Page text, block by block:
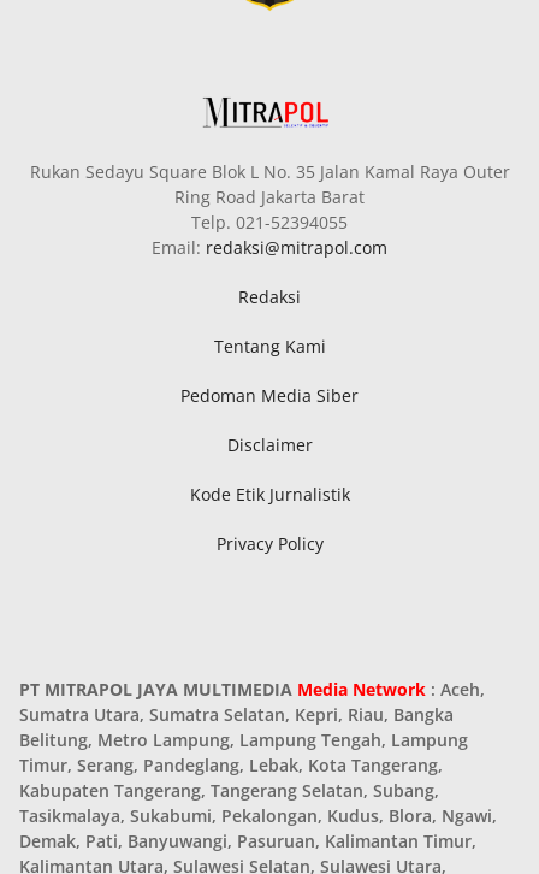
Rukan Sedayu Square Blok L No. 35 Jalan Kamal Raya Outer
Ring Road Jakarta Barat
Telp. 021-52394055
Email: redaksi@mitrapol.com
Redaksi
Tentang Kami
Pedoman Media Siber
Disclaimer
Kode Etik Jurnalistik
Privacy Policy
PT MITRAPOL JAYA MULTIMEDIA Media Network : Aceh,
Sumatra Utara, Sumatra Selatan, Kepri, Riau, Bangka
Belitung, Metro Lampung, Lampung Tengah, Lampung
Timur, Serang, Pandeglang, Lebak, Kota Tangerang,
Kabupaten Tangerang, Tangerang Selatan, Subang,
Tasikmalaya, Sukabumi, Pekalongan, Kudus, Blora, Ngawi,
Demak, Pati, Banyuwangi, Pasuruan, Kalimantan Timur,
Kalimantan Utara, Sulawesi Selatan, Sulawesi Utara,